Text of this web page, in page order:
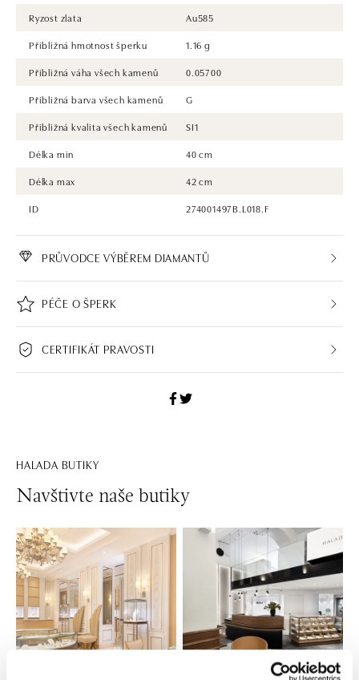
Ryzost zlata
Au585
Přibližná hmotnost šperku
1.16 g
Přibližná váha všech kamenů
0.05700
Přibližná barva všech kamenů
G
Přibližná kvalita všech kamenů
SI1
Délka min
40 cm
Délka max
42 cm
ID
274001497B.L018.F
PRŮVODCE VÝBĚREM DIAMANTŮ
PÉČE O ŠPERK
CERTIFIKÁT PRAVOSTI
HALADA BUTIKY
Navštivte naše butiky